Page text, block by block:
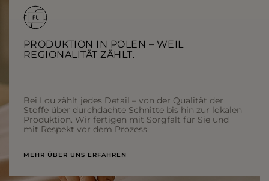
PRODUKTION IN POLEN – WEIL
REGIONALITÄT ZÄHLT.
Bei Lou zählt jedes Detail – von der Qualität der
Stoffe über durchdachte Schnitte bis hin zur lokalen
Produktion. Wir fertigen mit Sorgfalt für Sie und
mit Respekt vor dem Prozess.
MEHR ÜBER UNS ERFAHREN